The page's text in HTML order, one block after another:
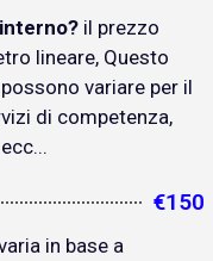
il prezzo
lineare, Questo
variare per il
di competenza,
€150
in base a